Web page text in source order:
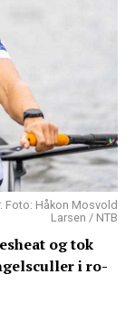
Foto: Håkon Mosvold
Larsen / NTB
og tok
i ro-